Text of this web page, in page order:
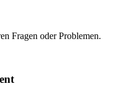
Fragen oder Problemen.